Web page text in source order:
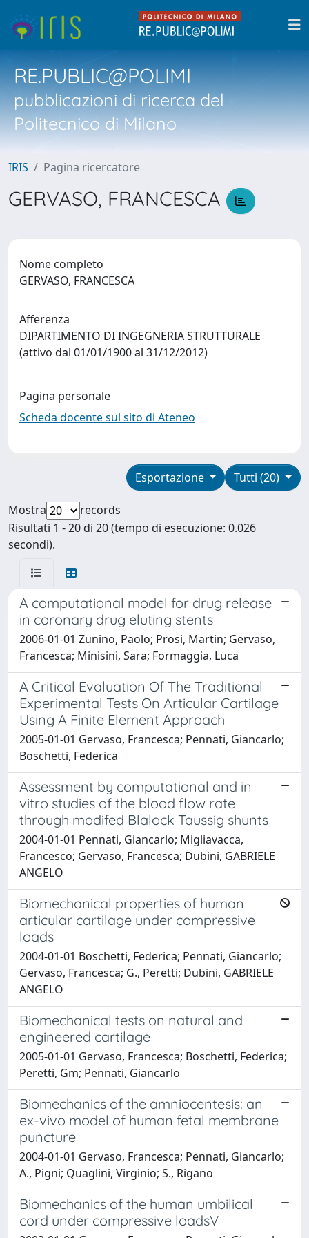
RE.PUBLIC@POLIMI
pubblicazioni di ricerca del
Politecnico di Milano
IRIS Pagina ricercatore
GERVASO, FRANCESCA
Nome completo
GERVASO, FRANCESCA
Afferenza
DIPARTIMENTO DI INGEGNERIA STRUTTURALE
(attivo dal 01/01/1900 al 31/12/2012)
Pagina personale
Scheda docente sul sito di Ateneo
Tutti (20)
Esportazione
Mostra
records
Risultati 1 - 20 di 20 (tempo di esecuzione: 0.026
secondi).
A computational model for drug release
in coronary drug eluting stents
2006-01-01 Zunino, Paolo; Prosi, Martin; Gervaso,
Francesca; Minisini, Sara; Formaggia, Luca
A Critical Evaluation Of The Traditional
Experimental Tests On Articular Cartilage
Using A Finite Element Approach
2005-01-01 Gervaso, Francesca; Pennati, Giancarlo;
Boschetti, Federica
Assessment by computational and in
vitro studies of the blood flow rate
through modifed Blalock Taussig shunts
2004-01-01 Pennati, Giancarlo; Migliavacca,
Francesco; Gervaso, Francesca; Dubini, GABRIELE
ANGELO
Biomechanical properties of human
articular cartilage under compressive
loads
2004-01-01 Boschetti, Federica; Pennati, Giancarlo;
Gervaso, Francesca; G., Peretti; Dubini, GABRIELE
ANGELO
Biomechanical tests on natural and
engineered cartilage
2005-01-01 Gervaso, Francesca; Boschetti, Federica;
Peretti, Gm; Pennati, Giancarlo
Biomechanics of the amniocentesis: an
ex-vivo model of human fetal membrane
puncture
2004-01-01 Gervaso, Francesca; Pennati, Giancarlo;
A., Pigni; Quaglini, Virginio; S., Rigano
Biomechanics of the human umbilical
cord under compressive loadsV